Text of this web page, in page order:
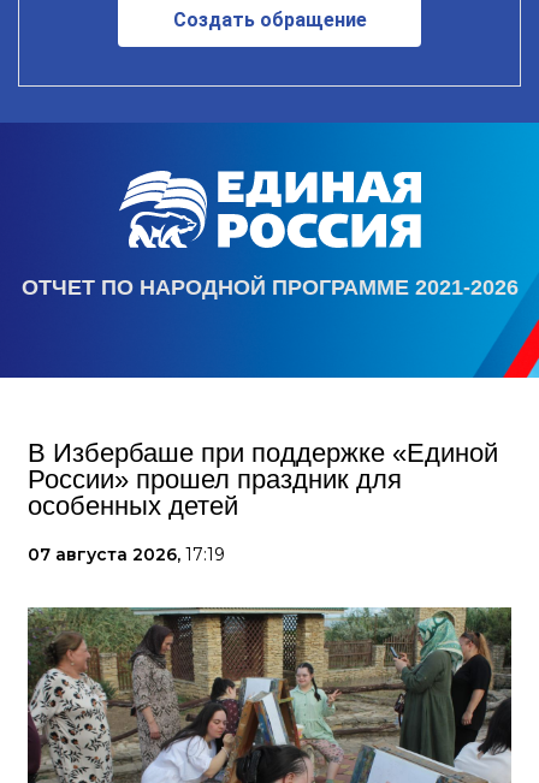
Создать обращение
ОТЧЕТ ПО НАРОДНОЙ ПРОГРАММЕ 2021-2026
В Избербаше при поддержке «Единой
России» прошел праздник для
особенных детей
07 августа 2026, 17:19